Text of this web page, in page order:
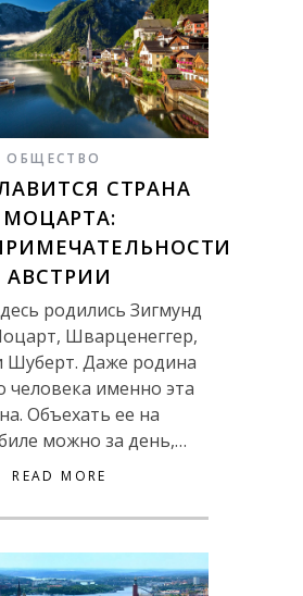
ОБЩЕСТВО
СТРАНА
МОЦАРТА:
АВСТРИИ
родились Зигмунд
Шварценеггер,
Шуберт. Даже родина
человека именно эта
Объехать ее на
можно за день,…
READ MORE